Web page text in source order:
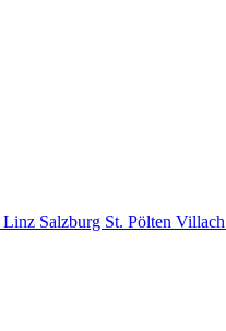
Linz Salzburg St. Pölten Villach